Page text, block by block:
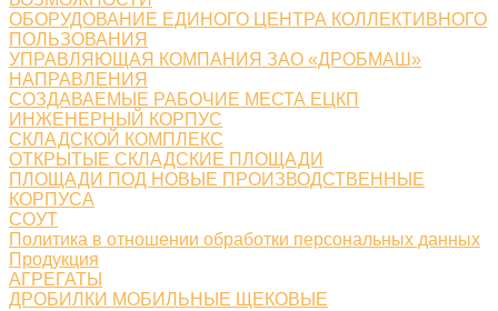
ОБОРУДОВАНИЕ ЕДИНОГО ЦЕНТРА КОЛЛЕКТИВНОГО
ПОЛЬЗОВАНИЯ
УПРАВЛЯЮЩАЯ КОМПАНИЯ ЗАО «ДРОБМАШ»
НАПРАВЛЕНИЯ
СОЗДАВАЕМЫЕ РАБОЧИЕ МЕСТА ЕЦКП
ИНЖЕНЕРНЫЙ КОРПУС
СКЛАДСКОЙ КОМПЛЕКС
ОТКРЫТЫЕ СКЛАДСКИЕ ПЛОЩАДИ
ПЛОЩАДИ ПОД НОВЫЕ ПРОИЗВОДСТВЕННЫЕ
КОРПУСА
СОУТ
Политика в отношении обработки персональных данных
Продукция
АГРЕГАТЫ
ДРОБИЛКИ МОБИЛЬНЫЕ ЩЕКОВЫЕ